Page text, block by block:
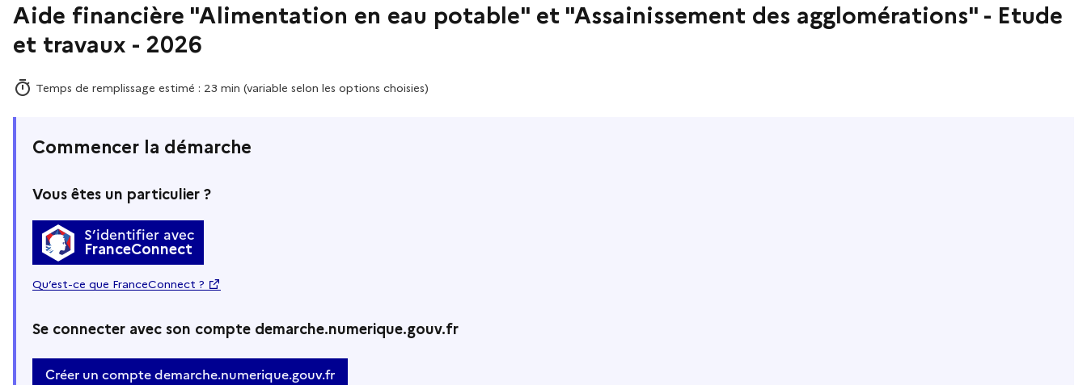
Aide financière "Alimentation en eau potable" et "Assainissement des agglomérations" - Etude
et travaux - 2026
Temps de remplissage estimé : 23 min (variable selon les options choisies)
Commencer la démarche
Vous êtes un particulier ?
S’identifier avec
FranceConnect
Qu’est-ce que FranceConnect ?
Se connecter avec son compte demarche.numerique.gouv.fr
Créer un compte demarche.numerique.gouv.fr